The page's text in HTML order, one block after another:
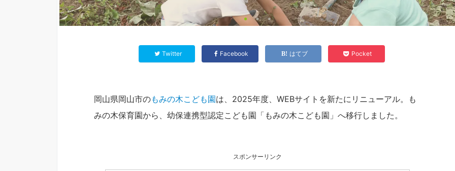
Twitter Facebook はてブ Pocket
岡山県岡山市のもみの木こども園は、2025年度、WEBサイトを新たにリニューアル。も
みの木保育園から、幼保連携型認定こども園「もみの木こども園」へ移行しました。
スポンサーリンク